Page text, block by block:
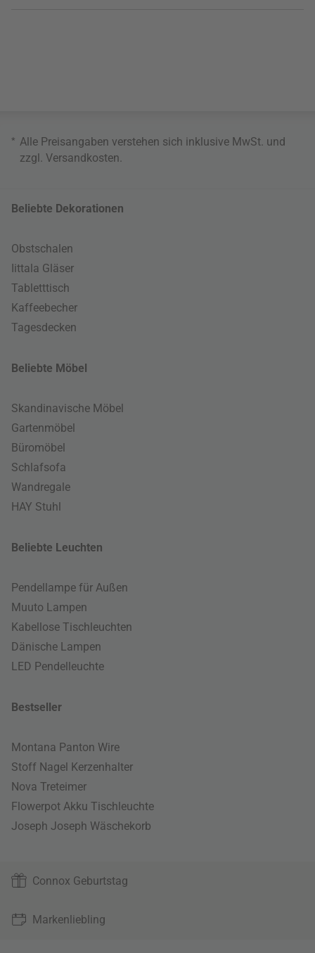
* Alle Preisangaben verstehen sich inklusive MwSt. und
zzgl. Versandkosten
Beliebte Dekorationen
Obstschalen
Iittala Gläser
Tabletttisch
Kaffeebecher
Tagesdecken
Beliebte Möbel
Skandinavische Möbel
Gartenmöbel
Büromöbel
Schlafsofa
Wandregale
HAY Stuhl
Beliebte Leuchten
Pendellampe für Außen
Muuto Lampen
Kabellose Tischleuchten
Dänische Lampen
LED Pendelleuchte
Bestseller
Montana Panton Wire
Stoff Nagel Kerzenhalter
Nova Treteimer
Flowerpot Akku Tischleuchte
Joseph Joseph Wäschekorb
Connox Geburtstag
Markenliebling